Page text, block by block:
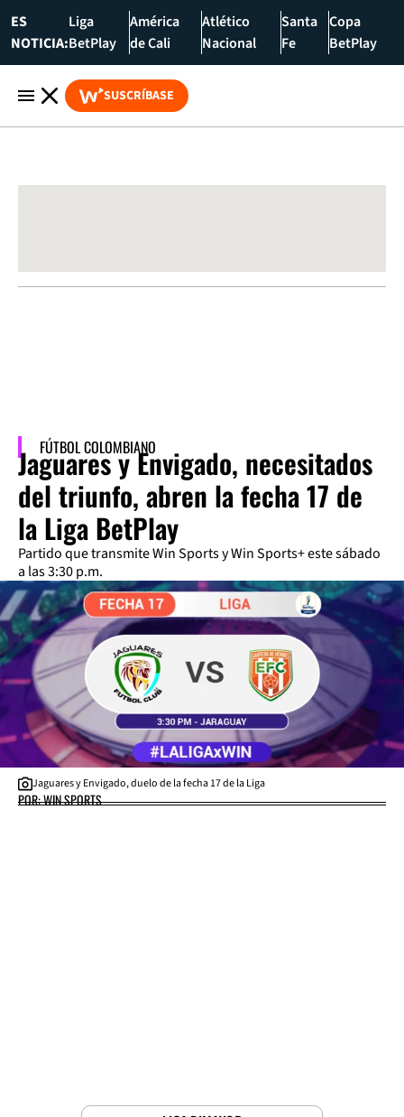
ES
NOTICIA:
Liga
BetPlay
América
de Cali
Atlético
Nacional
Santa
Fe
Copa
BetPlay
SUSCRÍBASE
FÚTBOL COLOMBIANO
Jaguares y Envigado, necesitados
del triunfo, abren la fecha 17 de
la Liga BetPlay
Partido que transmite Win Sports y Win Sports+ este sábado
a las 3:30 p.m.
Jaguares y Envigado, duelo de la fecha 17 de la Liga
POR: WIN SPORTS